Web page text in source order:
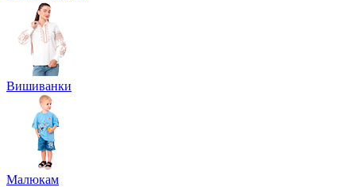
Вишиванки
Малюкам